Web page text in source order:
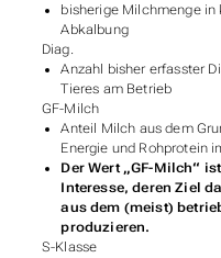
bisherige Milchmenge in
Abkalbung
Diag.
Anzahl bisher erfasster
Tieres am Betrieb
GF-Milch
Anteil Milch aus dem
Energie und Rohprotein
Der Wert „GF-Milch“
Interesse, deren Ziel
aus dem (meist)
produzieren.
S-Klasse